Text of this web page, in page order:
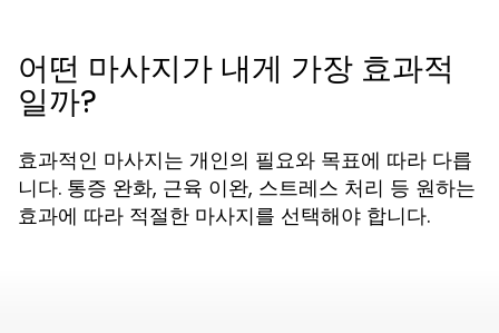
어떤 마사지가 내게 가장 효과적
일까?
효과적인 마사지는 개인의 필요와 목표에 따라 다릅
니다. 통증 완화, 근육 이완, 스트레스 처리 등 원하는
효과에 따라 적절한 마사지를 선택해야 합니다.